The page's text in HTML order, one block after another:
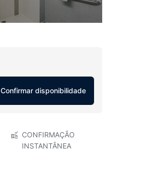
Confirmar disponibilidade
CONFIRMAÇÃO
INSTANTÂNEA